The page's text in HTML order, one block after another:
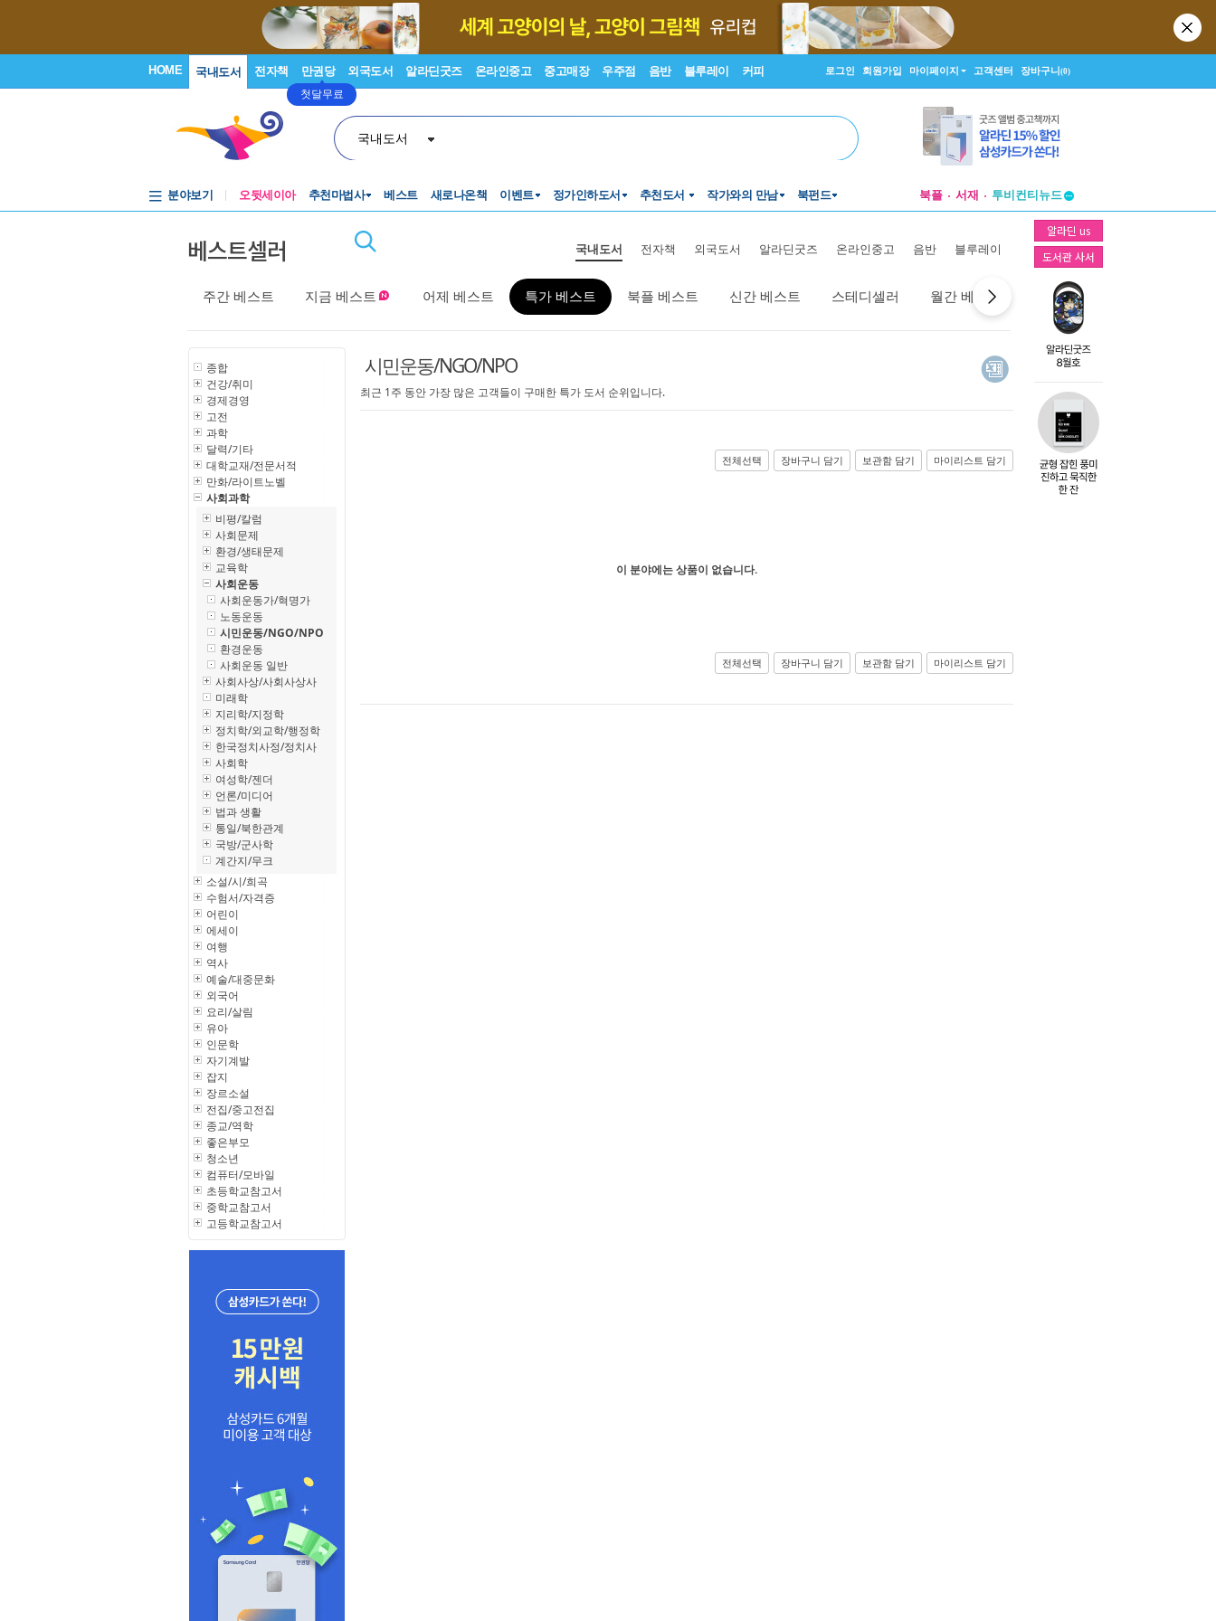
HOME 국내도서 전자책 만권당
첫달무료
외국도서 알라딘굿즈 온라인중고 중고매장 우주점 음반 블루레이 커피 로그인 회원가입 마이페이지 고객센터 장바구니(0)
국내도서
분야보기 오뒷세이아 추천마법사 베스트 새로나온책 이벤트 정가인하도서 추천도서 작가와의 만남 북펀드 북플 서재
투비컨티뉴드
창작플랫폼
투비컨티뉴드
알라딘 us
도서관 사서
베스트셀러 국내도서 전자책 외국도서 알라딘굿즈 온라인중고 음반 블루레이
주간 베스트 지금 베스트 어제 베스트 특가 베스트 북플 베스트 신간 베스트 스테디셀러 월간 베스트 역대 베스트
종합
건강/취미
경제경영
고전
과학
달력/기타
대학교재/전문서적
만화/라이트노벨
사회과학
비평/칼럼
사회문제
환경/생태문제
교육학
사회운동
사회운동가/혁명가
노동운동
시민운동/NGO/NPO
환경운동
사회운동 일반
사회사상/사회사상사
미래학
지리학/지정학
정치학/외교학/행정학
한국정치사정/정치사
사회학
여성학/젠더
언론/미디어
법과 생활
통일/북한관계
국방/군사학
계간지/무크
소설/시/희곡
수험서/자격증
어린이
에세이
여행
역사
예술/대중문화
외국어
요리/살림
유아
인문학
자기계발
잡지
장르소설
전집/중고전집
종교/역학
좋은부모
청소년
컴퓨터/모바일
초등학교참고서
중학교참고서
고등학교참고서
시민운동/NGO/NPO
최근 1주 동안 가장 많은 고객들이 구매한 특가 도서 순위입니다.
전체선택 장바구니 담기 보관함 담기 마이리스트 담기
이 분야에는 상품이 없습니다.
전체선택 장바구니 담기 보관함 담기 마이리스트 담기